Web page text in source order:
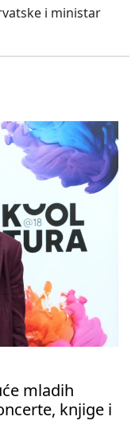
i ministar
mladih
knjige i